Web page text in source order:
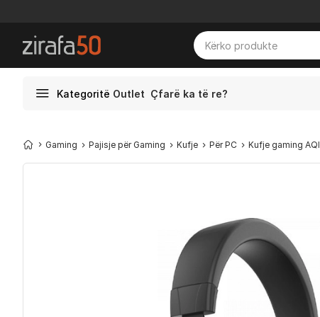
Kategoritë Outlet Çfarë ka të re?
Gaming Pajisje për Gaming Kufje Për PC Kufje gaming